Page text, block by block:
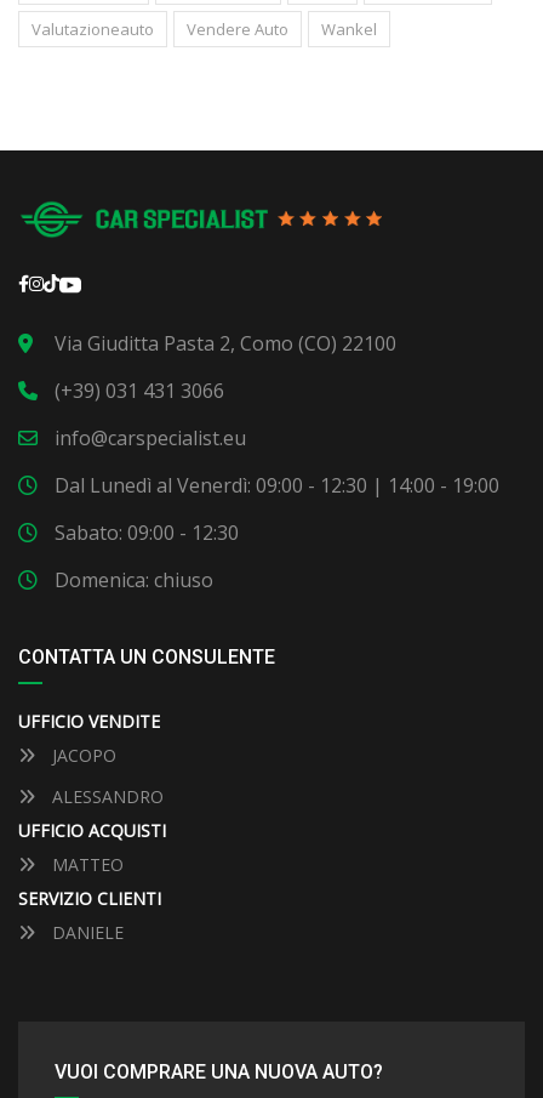
Valutazioneauto
Vendere Auto Wankel
Via Giuditta Pasta 2, Como (CO) 22100
(+39) 031 431 3066
info@carspecialist.eu
Dal Lunedì al Venerdì: 09:00 - 12:30 | 14:00 - 19:00
Sabato: 09:00 - 12:30
Domenica: chiuso
CONTATTA UN CONSULENTE
UFFICIO VENDITE
JACOPO
ALESSANDRO
UFFICIO ACQUISTI
MATTEO
SERVIZIO CLIENTI
DANIELE
VUOI COMPRARE UNA NUOVA AUTO?